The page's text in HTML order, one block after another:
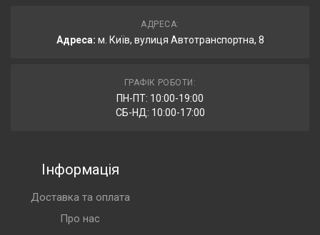
АДРЕСА:
Адреса: м. Київ, вулиця Автотранспортна, 8
ГРАФІК РОБОТИ:
ПН-ПТ: 10:00-19:00
СБ-НД: 10:00-17:00
Інформація
Доставка та оплата
Про нас